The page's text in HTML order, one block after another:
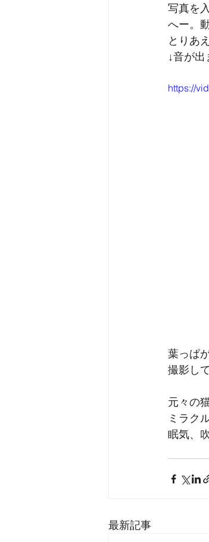
写真を
へー。
とりあ
↓音が出
https://
葉っぱ
撮影し
元々の
ミラク
眠気、
最新記事